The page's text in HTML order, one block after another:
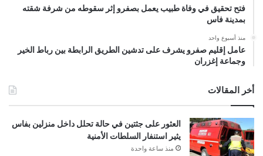
فتح تحقيق في وفاة طبيب يعمل بصفرو إثر سقوطه من شرفة شقته
بمدينة فاس
منذ أسبوع واحد
عامل إقليم صفرو يشرف على تدشين الطريق الرابطة بين رباط الخير
وجماعة إغزران
أخر المقالات
العثور على جثتين في حالة تحلل داخل منزلين بفاس
يثير استنفار السلطات الأمنية
منذ ساعة واحدة